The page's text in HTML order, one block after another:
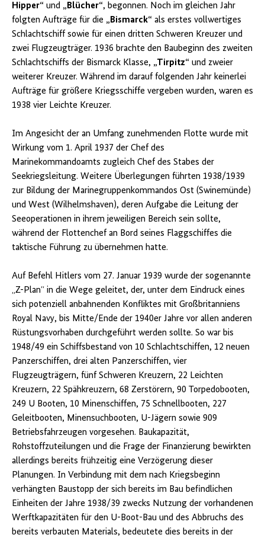
Hipper“ und „Blücher“, begonnen. Noch im gleichen Jahr
folgten Aufträge für die „Bismarck“ als erstes vollwertiges
Schlachtschiff sowie für einen dritten Schweren Kreuzer und
zwei Flugzeugträger. 1936 brachte den Baubeginn des zweiten
Schlachtschiffs der Bismarck Klasse, „Tirpitz“ und zweier
weiterer Kreuzer. Während im darauf folgenden Jahr keinerlei
Aufträge für größere Kriegsschiffe vergeben wurden, waren es
1938 vier Leichte Kreuzer.
Im Angesicht der an Umfang zunehmenden Flotte wurde mit
Wirkung vom 1. April 1937 der Chef des
Marinekommandoamts zugleich Chef des Stabes der
Seekriegsleitung. Weitere Überlegungen führten 1938/1939
zur Bildung der Marinegruppenkommandos Ost (Swinemünde)
und West (Wilhelmshaven), deren Aufgabe die Leitung der
Seeoperationen in ihrem jeweiligen Bereich sein sollte,
während der Flottenchef an Bord seines Flaggschiffes die
taktische Führung zu übernehmen hatte.
Auf Befehl Hitlers vom 27. Januar 1939 wurde der sogenannte
„Z-Plan“ in die Wege geleitet, der, unter dem Eindruck eines
sich potenziell anbahnenden Konfliktes mit Großbritanniens
Royal Navy, bis Mitte/Ende der 1940er Jahre vor allen anderen
Rüstungsvorhaben durchgeführt werden sollte. So war bis
1948/49 ein Schiffsbestand von 10 Schlachtschiffen, 12 neuen
Panzerschiffen, drei alten Panzerschiffen, vier
Flugzeugträgern, fünf Schweren Kreuzern, 22 Leichten
Kreuzern, 22 Spähkreuzern, 68 Zerstörern, 90 Torpedobooten,
249 U Booten, 10 Minenschiffen, 75 Schnellbooten, 227
Geleitbooten, Minensuchbooten, U-Jägern sowie 909
Betriebsfahrzeugen vorgesehen. Baukapazität,
Rohstoffzuteilungen und die Frage der Finanzierung bewirkten
allerdings bereits frühzeitig eine Verzögerung dieser
Planungen. In Verbindung mit dem nach Kriegsbeginn
verhängten Baustopp der sich bereits im Bau befindlichen
Einheiten der Jahre 1938/39 zwecks Nutzung der vorhandenen
Werftkapazitäten für den U-Boot-Bau und des Abbruchs des
bereits verbauten Materials, bedeutete dies bereits in der